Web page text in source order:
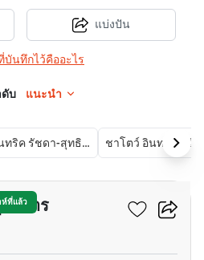
บันทึกไว้คืออะไร
แบ่งปัน
ดับ แนะนำ
เซ็นทริค รัชดา-สุทธิสาร
ห์ที่แล้ว
ธิสาร